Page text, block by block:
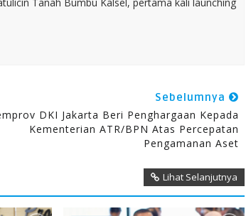
Sebelumnya
DKI Jakarta Beri Penghargaan Kepada
Kementerian ATR/BPN Atas Percepatan
Pengamanan Aset
Lihat Selanjutnya